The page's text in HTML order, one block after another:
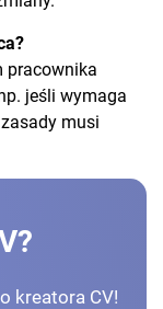
pracownika
jeśli wymaga
musi
kreatora CV!